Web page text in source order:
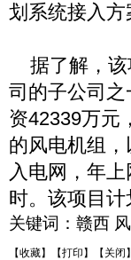
划系统接入
据了解，该
司的子公司
资42339万元
的风电机组
入电网，年
时。该项目
关键词： 赣西
【收藏】 【打印】 【关闭】